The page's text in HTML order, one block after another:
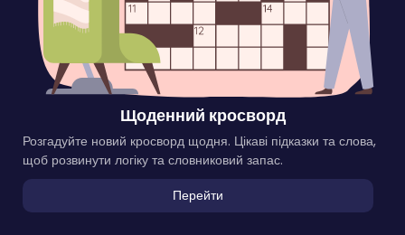
Щоденний кросворд
Розгадуйте новий кросворд щодня. Цікаві підказки та слова,
щоб розвинути логіку та словниковий запас.
Перейти